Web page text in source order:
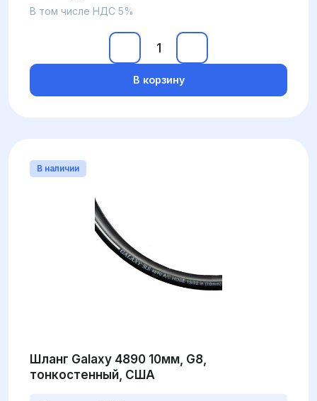
В том числе НДС 5%
В корзину
В наличии
Шланг Galaxy 4890 10мм, G8,
тонкостенный, США